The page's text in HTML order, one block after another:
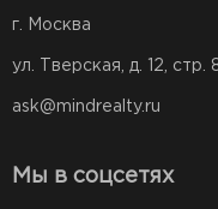
г. Москва
ул. Тверская, д. 12, стр.
ask@mindrealty.ru
Мы в соцсетях